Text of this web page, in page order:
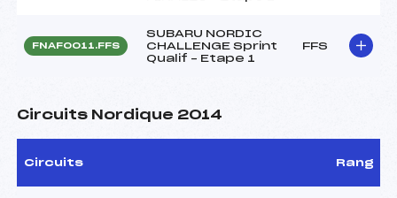
FNAF0011.FFS
SUBARU NORDIC
CHALLENGE Sprint
Qualif – Etape 1
FFS
Circuits Nordique 2014
Circuits Rang